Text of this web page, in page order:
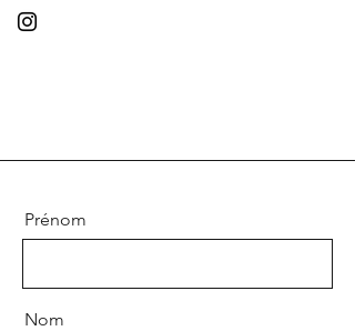
Prénom
Nom